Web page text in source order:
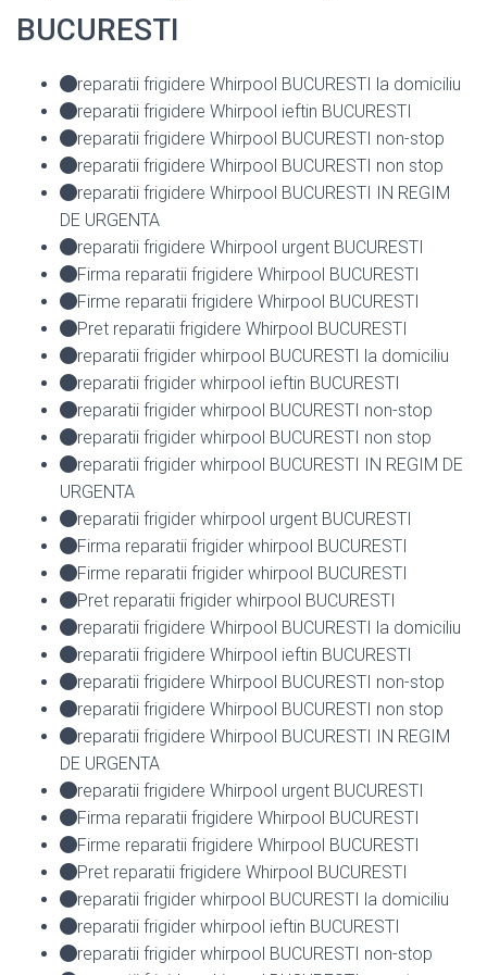
BUCURESTI
reparatii frigidere Whirpool BUCURESTI la domiciliu
reparatii frigidere Whirpool ieftin BUCURESTI
reparatii frigidere Whirpool BUCURESTI non-stop
reparatii frigidere Whirpool BUCURESTI non stop
reparatii frigidere Whirpool BUCURESTI IN REGIM
DE URGENTA
reparatii frigidere Whirpool urgent BUCURESTI
Firma reparatii frigidere Whirpool BUCURESTI
Firme reparatii frigidere Whirpool BUCURESTI
Pret reparatii frigidere Whirpool BUCURESTI
reparatii frigider whirpool BUCURESTI la domiciliu
reparatii frigider whirpool ieftin BUCURESTI
reparatii frigider whirpool BUCURESTI non-stop
reparatii frigider whirpool BUCURESTI non stop
reparatii frigider whirpool BUCURESTI IN REGIM DE
URGENTA
reparatii frigider whirpool urgent BUCURESTI
Firma reparatii frigider whirpool BUCURESTI
Firme reparatii frigider whirpool BUCURESTI
Pret reparatii frigider whirpool BUCURESTI
reparatii frigidere Whirpool BUCURESTI la domiciliu
reparatii frigidere Whirpool ieftin BUCURESTI
reparatii frigidere Whirpool BUCURESTI non-stop
reparatii frigidere Whirpool BUCURESTI non stop
reparatii frigidere Whirpool BUCURESTI IN REGIM
DE URGENTA
reparatii frigidere Whirpool urgent BUCURESTI
Firma reparatii frigidere Whirpool BUCURESTI
Firme reparatii frigidere Whirpool BUCURESTI
Pret reparatii frigidere Whirpool BUCURESTI
reparatii frigider whirpool BUCURESTI la domiciliu
reparatii frigider whirpool ieftin BUCURESTI
reparatii frigider whirpool BUCURESTI non-stop